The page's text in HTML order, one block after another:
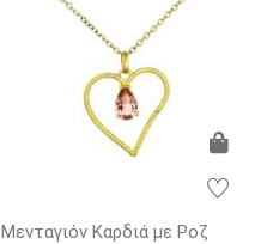
Μενταγιόν Καρδιά με Ροζ